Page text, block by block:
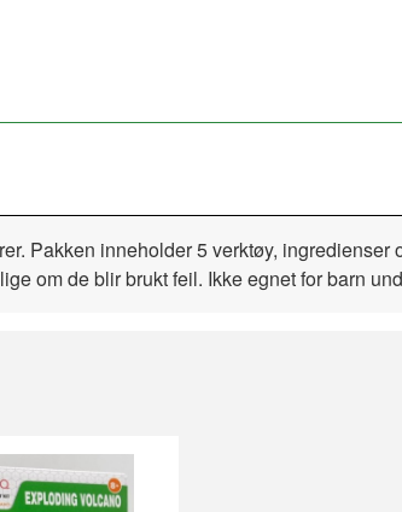
Pakken inneholder 5 verktøy,
om de blir brukt feil. Ikke egnet for barn